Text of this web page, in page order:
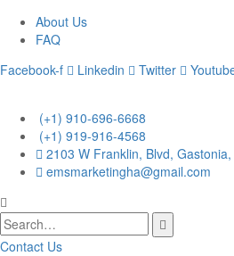
About Us
FAQ
Facebook-f
Linkedin Twitter
(+1) 910-696-6668
(+1) 919-916-4568
2103 W Franklin, Blvd,
emsmarketingha@gmail.com
Contact Us